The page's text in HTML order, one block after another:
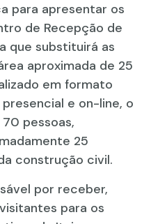
para apresentar os
de Recepção de
que substituirá as
aproximada de 25
em formato
e on-line, o
pessoas,
25
construção civil.
por receber,
para os